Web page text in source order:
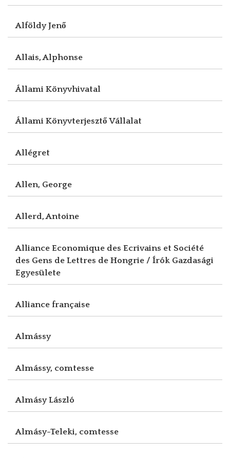
Alföldy Jenő
Allais, Alphonse
Állami Könyvhivatal
Állami Könyvterjesztő Vállalat
Allégret
Allen, George
Allerd, Antoine
Alliance Economique des Ecrivains et Société
des Gens de Lettres de Hongrie / Írók Gazdasági
Egyesülete
Alliance française
Almássy
Almássy, comtesse
Almásy László
Almásy-Teleki, comtesse